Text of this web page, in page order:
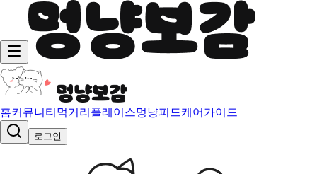
홈커뮤니티 먹거리 플레이스멍냥피드케어가이드
로그인